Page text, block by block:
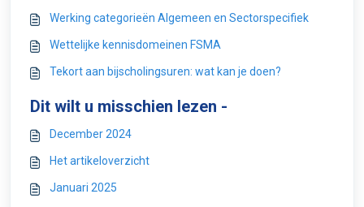
Werking categorieën Algemeen en Sectorspecifiek
Wettelijke kennisdomeinen FSMA
Tekort aan bijscholingsuren: wat kan je doen?
Dit wilt u misschien lezen -
December 2024
Het artikeloverzicht
Januari 2025